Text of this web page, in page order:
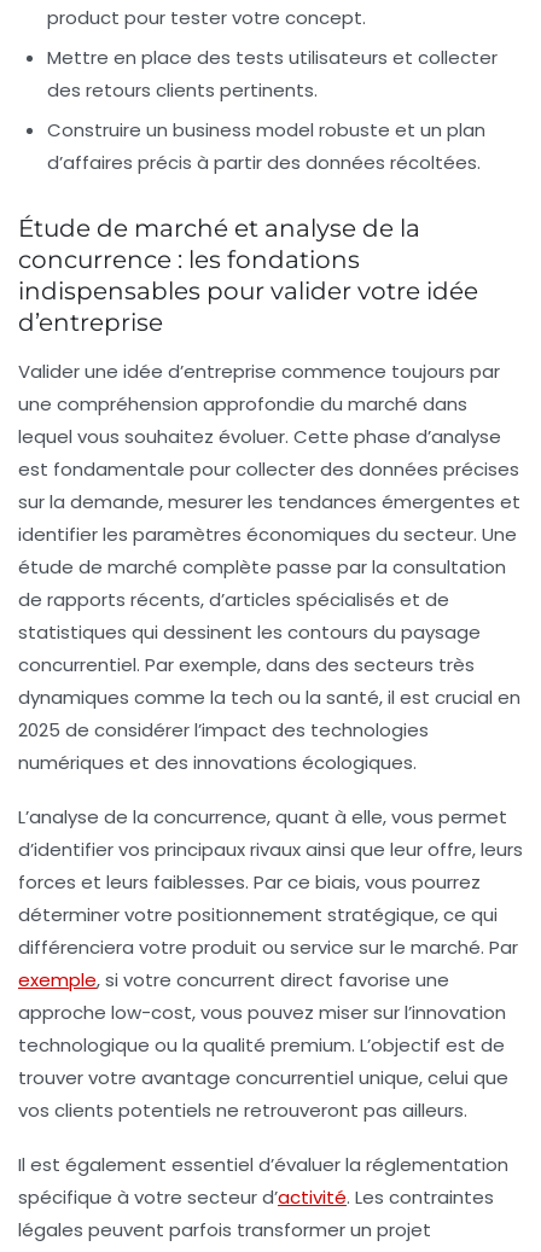
product pour tester votre concept.
Mettre en place des tests utilisateurs et collecter
des retours clients pertinents.
Construire un business model robuste et un plan
d’affaires précis à partir des données récoltées.
Étude de marché et analyse de la
concurrence : les fondations
indispensables pour valider votre idée
d’entreprise
Valider une idée d’entreprise commence toujours par
une compréhension approfondie du marché dans
lequel vous souhaitez évoluer. Cette phase d’analyse
est fondamentale pour collecter des données précises
sur la demande, mesurer les tendances émergentes et
identifier les paramètres économiques du secteur. Une
étude de marché complète passe par la consultation
de rapports récents, d’articles spécialisés et de
statistiques qui dessinent les contours du paysage
concurrentiel. Par exemple, dans des secteurs très
dynamiques comme la tech ou la santé, il est crucial en
2025 de considérer l’impact des technologies
numériques et des innovations écologiques.
L’analyse de la concurrence, quant à elle, vous permet
d’identifier vos principaux rivaux ainsi que leur offre, leurs
forces et leurs faiblesses. Par ce biais, vous pourrez
déterminer votre positionnement stratégique, ce qui
différenciera votre produit ou service sur le marché. Par
exemple, si votre concurrent direct favorise une
approche low-cost, vous pouvez miser sur l’innovation
technologique ou la qualité premium. L’objectif est de
trouver votre avantage concurrentiel unique, celui que
vos clients potentiels ne retrouveront pas ailleurs.
Il est également essentiel d’évaluer la réglementation
spécifique à votre secteur d’activité. Les contraintes
légales peuvent parfois transformer un projet